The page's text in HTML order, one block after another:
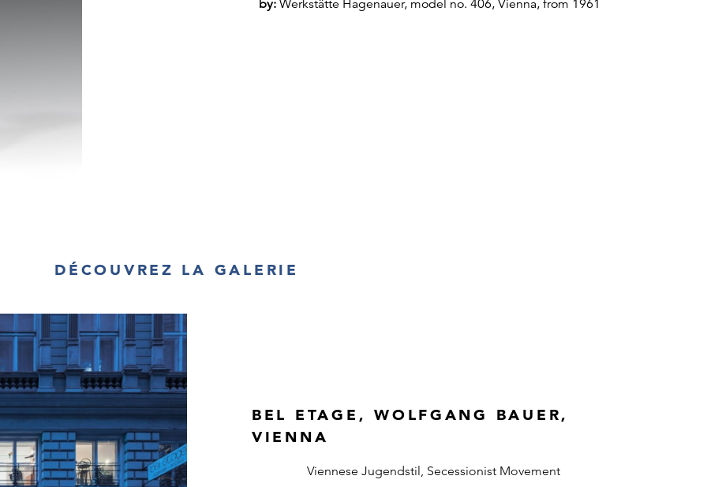
by: Werkstätte Hagenauer, model no. 406, Vienna, from 1961
DÉCOUVREZ LA GALERIE
BEL ETAGE, WOLFGANG BAUER,
VIENNA
Viennese Jugendstil, Secessionist Movement